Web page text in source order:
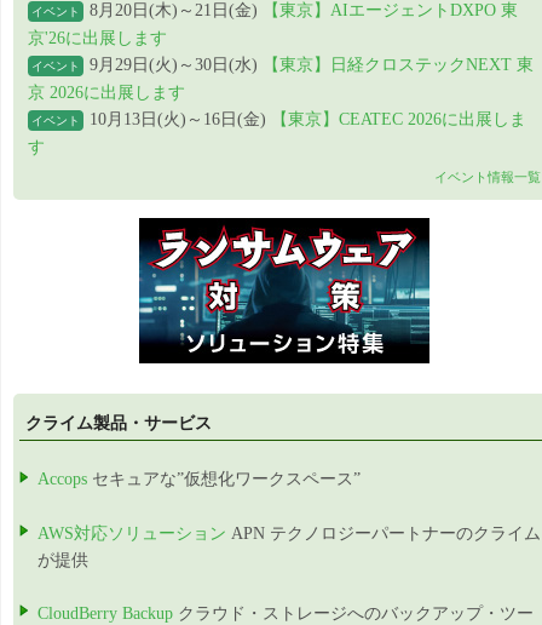
イベント 8月20日(木)～21日(金)
【東京】AIエージェントDXPO 東
京'26に出展します
イベント 9月29日(火)～30日(水)
【東京】日経クロステックNEXT 東
京 2026に出展します
イベント 10月13日(火)～16日(金)
【東京】CEATEC 2026に出展しま
す
イベント情報一覧
クライム製品・サービス
Accops セキュアな”仮想化ワークスペース”
AWS対応ソリューション APN テクノロジーパートナーのクライム
が提供
CloudBerry Backup クラウド・ストレージへのバックアップ・ツー